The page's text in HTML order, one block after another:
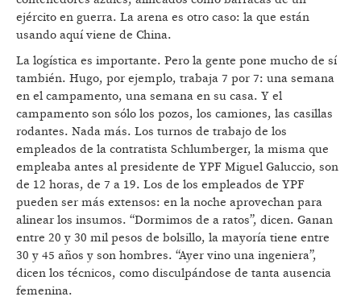
ejército en guerra. La arena es otro caso: la que están
usando aquí viene de China.
La logística es importante. Pero la gente pone mucho de sí
también. Hugo, por ejemplo, trabaja 7 por 7: una semana
en el campamento, una semana en su casa. Y el
campamento son sólo los pozos, los camiones, las casillas
rodantes. Nada más. Los turnos de trabajo de los
empleados de la contratista Schlumberger, la misma que
empleaba antes al presidente de YPF Miguel Galuccio, son
de 12 horas, de 7 a 19. Los de los empleados de YPF
pueden ser más extensos: en la noche aprovechan para
alinear los insumos. “Dormimos de a ratos”, dicen. Ganan
entre 20 y 30 mil pesos de bolsillo, la mayoría tiene entre
30 y 45 años y son hombres. “Ayer vino una ingeniera”,
dicen los técnicos, como disculpándose de tanta ausencia
femenina.